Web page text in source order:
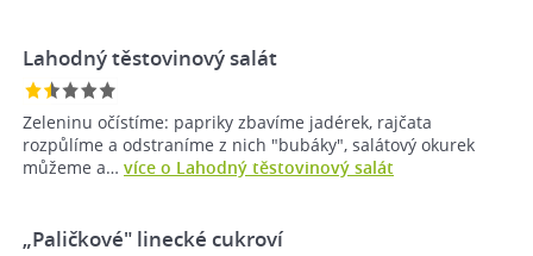
Lahodný těstovinový salát
Zeleninu očístíme: papriky zbavíme jadérek, rajčata
rozpůlíme a odstraníme z nich "bubáky", salátový okurek
můžeme a… více o Lahodný těstovinový salát
„Paličkové" linecké cukroví